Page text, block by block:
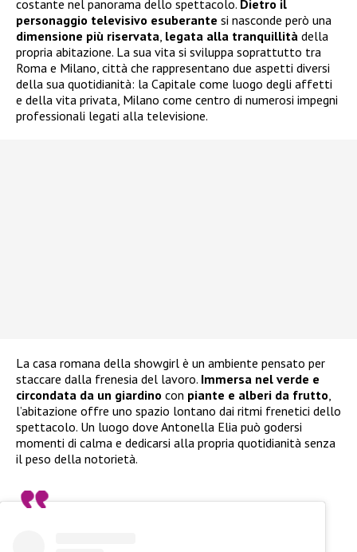
costante nel panorama dello spettacolo. Dietro il
personaggio televisivo esuberante si nasconde però una
dimensione più riservata legata alla tranquillità della
propria abitazione. La sua vita si sviluppa soprattutto tra
Roma e Milano, città che rappresentano due aspetti diversi
della sua quotidianità: la Capitale come luogo degli affetti
e della vita privata, Milano come centro di numerosi impegni
professionali legati alla televisione.
La casa romana della showgirl è un ambiente pensato per
staccare dalla frenesia del lavoro. Immersa nel verde e
circondata da un giardino con piante e alberi da frutto
l’abitazione offre uno spazio lontano dai ritmi frenetici dello
spettacolo. Un luogo dove Antonella Elia può godersi
momenti di calma e dedicarsi alla propria quotidianità senza
il peso della notorietà.